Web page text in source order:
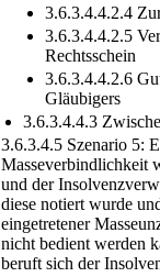
3.6.3.4.4.2.4
3.6.3.4.4.2.5
Rechtsschein
3.6.3.4.4.2.6
Gläubigers
3.6.3.4.4.3
3.6.3.4.5 Szenario 5:
Masseverbindlichkeit
und der
diese notiert wurde
eingetretener
nicht bedient werden
beruft sich der